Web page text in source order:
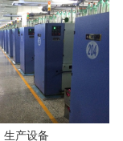
生产设备